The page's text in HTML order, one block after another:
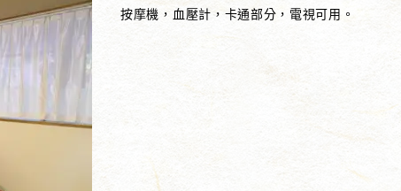
按摩機，血壓計，卡通部分，電視可用。